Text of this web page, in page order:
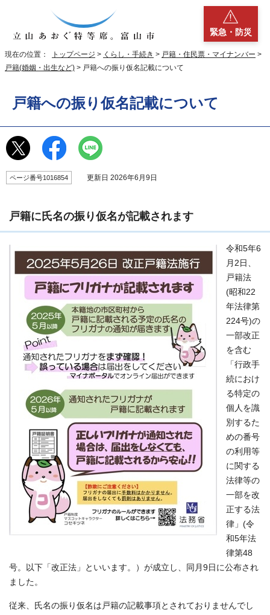
緊急・防災
現在の位置： トップページ > くらし・手続き > 戸籍・住民票・マイナンバー >
戸籍(婚姻・出生など) > 戸籍への振り仮名記載について
戸籍への振り仮名記載について
ページ番号1016854 更新日 2026年6月9日
戸籍に氏名の振り仮名が記載されます
令和5年6
月2日、
戸籍法
(昭和22
年法律第
224号)の
一部改正
を含む
「行政手
続におけ
る特定の
個人を識
別するた
めの番号
の利用等
に関する
法律等の
一部を改
正する法
律」(令
和5年法
律第48
号。以下「改正法」といいます。）が成立し、同月9日に公布され
ました。
従来、氏名の振り仮名は戸籍の記載事項とされておりませんでし